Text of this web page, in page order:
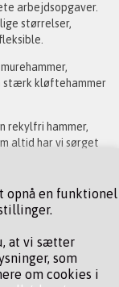
opnå en funktionel
at vi sætter
som
om cookies i
arbejdsopgaver.
størrelser,
stærk kløftehammer
rekylfri hammer,
altid har vi sørget
har du
skal vælge, er vi
kunder. Derfor
på mail